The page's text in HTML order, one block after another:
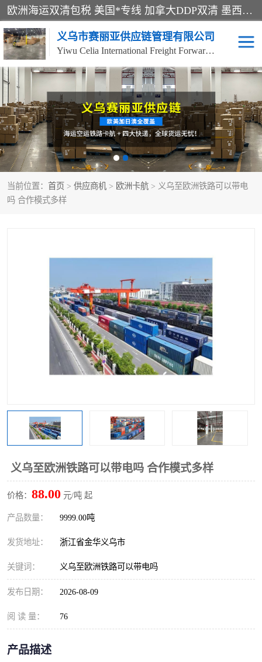
欧洲海运双清包税 美国*专线 加拿大DDP双清 墨西哥跨境空运 澳大利亚专线物流 跨境电商物流服务 国际快递到门服务 海运*渠道 一站式跨境物流解决方案 TikTok/SHEIN专线 电商平台FBA头程运输 国际铁路运输欧洲 UPS/DDHL/联邦快递跨境 美国双清到门物流 跨境*运输
义乌市赛丽亚供应链管理有限公司
Yiwu Celia International Freight Forwarding Co., Ltd
当前位置： 首页 > 供应商机 > 欧洲卡航 > 义乌至欧洲铁路可以带电
吗 合作模式多样
义乌至欧洲铁路可以带电吗 合作模式多样
价格： 88.00 元/吨 起
产品数量： 9999.00吨
发货地址： 浙江省金华义乌市
关键词： 义乌至欧洲铁路可以带电吗
发布日期： 2026-08-09
阅 读 量： 76
产品描述
美森快船 欧洲卡航
加拿大海运/空运-双清到
门
澳大利亚海运/空运-双清
到门
墨西哥海运/空运-双清到
门